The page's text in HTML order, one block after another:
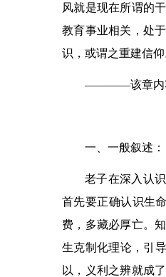
风就是现在所谓的
教育事业相关，处
识，或谓之重建信仰
————该章内
一、一般叙述：
老子在深入认识
首先要正确认识生
费，多藏必厚亡。
生克制化理论，引
以，义利之辨就成